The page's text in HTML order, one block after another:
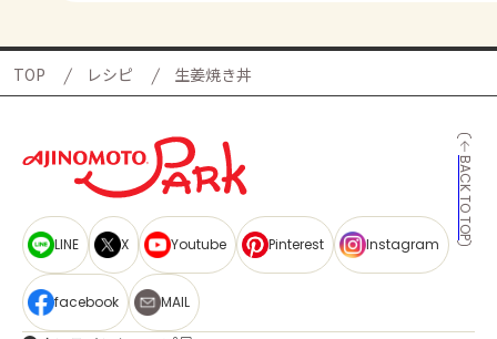
TOP レシピ 生姜焼き丼
BACK TO TOP
LINE X Youtube Pinterest Instagram
facebook MAIL